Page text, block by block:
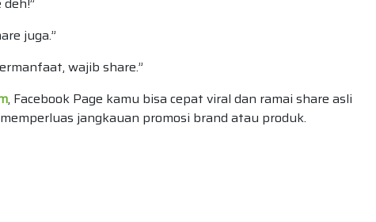
juga.”
wajib share.”
, Facebook Page kamu bisa cepat viral dan ramai share asli
jangkauan promosi brand atau produk.